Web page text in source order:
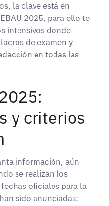
la clave está en
2025, para ello te
intensivos donde
de examen y
en todas las
y criterios
información, aún
se realizan los
oficiales para la
sido anunciadas: